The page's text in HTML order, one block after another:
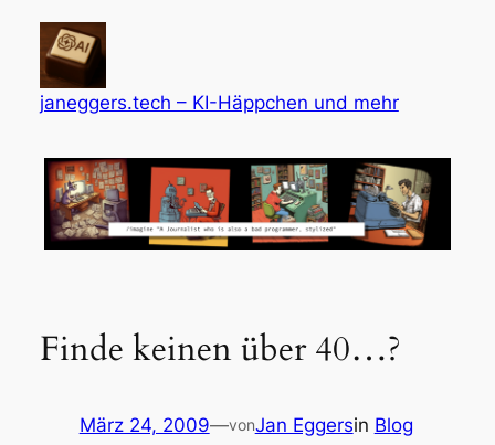
springen
janeggers.tech – KI-Häppchen und mehr
Finde keinen über 40…?
März 24, 2009—vonJan Eggersin Blog